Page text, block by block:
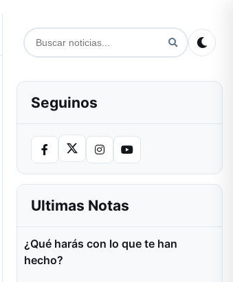
Seguinos
Ultimas Notas
¿Qué harás con lo que te han
hecho?